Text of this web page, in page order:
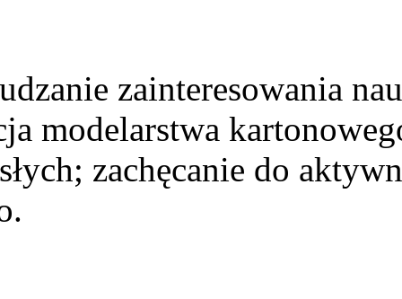
zainteresowania
modelarstwa
zachęcanie do